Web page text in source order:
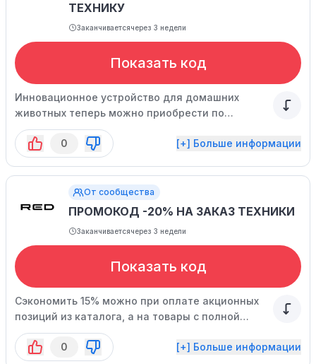
ТЕХНИКУ
Заканчиваетсячерез 3 недели
Показать код
Инновационное устройство для домашних
животных теперь можно приобрести по
сниженной цене.
0
[+] Больше информации
От сообщества
ПРОМОКОД -20% НА ЗАКАЗ ТЕХНИКИ
Заканчиваетсячерез 3 недели
Показать код
Сэкономить 15% можно при оплате акционных
позиций из каталога, а на товары с полной
ценой код подарит скидку в 20%. Действие кода
специального предложения ограничено.
0 [+] Больше информации